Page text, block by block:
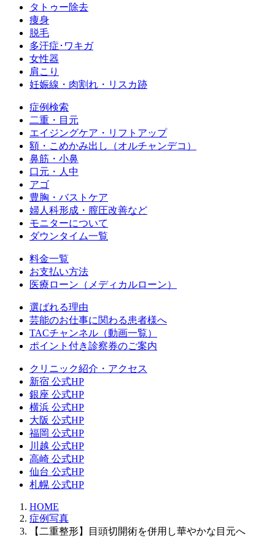
タトゥー除去
痩身
脱毛
多汗症･ワキガ
女性器
肩こり
妊娠線・肉割れ・リスカ跡
症例検索
二重・目元
エイジングケア・リフトアップ
額・こめかみ出し（オルチャンデコ）
鼻筋・小鼻
口元・人中
アゴ
豊胸・バストケア
婦人科形成・膣圧改善など
モニターについて
ダウンタイム一覧
料金一覧
お支払い方法
医療ローン（メディカルローン）
選ばれる理由
芸能のお仕事に関わる患者様へ
TACチャンネル（動画一覧）
ポイント付き診察券のご案内
クリニック紹介・アクセス
新宿 公式HP
銀座 公式HP
横浜 公式HP
大阪 公式HP
福岡 公式HP
川越 公式HP
高崎 公式HP
仙台 公式HP
札幌 公式HP
HOME
症例写真
【二重整形】目頭切開術を併用し華やかな目元へ